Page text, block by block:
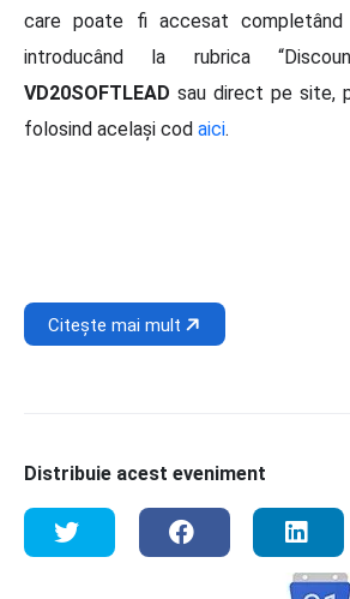
care poate fi accesat
introducând la rubrica
VD20SOFTLEAD sau direct pe site,
folosind același cod aici.
Citește mai mult
Distribuie acest eveniment